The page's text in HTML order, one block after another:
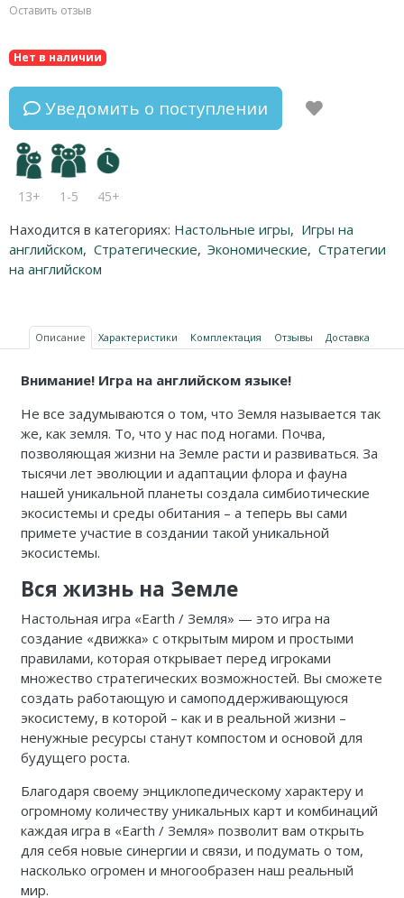
Оставить отзыв
Нет в наличии
Уведомить о поступлении
13+ 1-5 45+
Находится в категориях: Настольные игры, Игры на
английском, Стратегические, Экономические, Стратегии
на английском
Описание Характеристики Комплектация Отзывы Доставка
Внимание! Игра на английском языке!
Не все задумываются о том, что Земля называется так
же, как земля. То, что у нас под ногами. Почва,
позволяющая жизни на Земле расти и развиваться. За
тысячи лет эволюции и адаптации флора и фауна
нашей уникальной планеты создала симбиотические
экосистемы и среды обитания – а теперь вы сами
примете участие в создании такой уникальной
экосистемы.
Вся жизнь на Земле
Настольная игра «Earth / Земля» — это игра на
создание «движка» с открытым миром и простыми
правилами, которая открывает перед игроками
множество стратегических возможностей. Вы сможете
создать работающую и самоподдерживающуюся
экосистему, в которой – как и в реальной жизни –
ненужные ресурсы станут компостом и основой для
будущего роста.
Благодаря своему энциклопедическому характеру и
огромному количеству уникальных карт и комбинаций
каждая игра в «Earth / Земля» позволит вам открыть
для себя новые синергии и связи, и подумать о том,
насколько огромен и многообразен наш реальный
мир.